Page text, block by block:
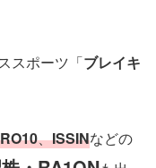
スポーツ「ブレイキ
、ISSINなどの